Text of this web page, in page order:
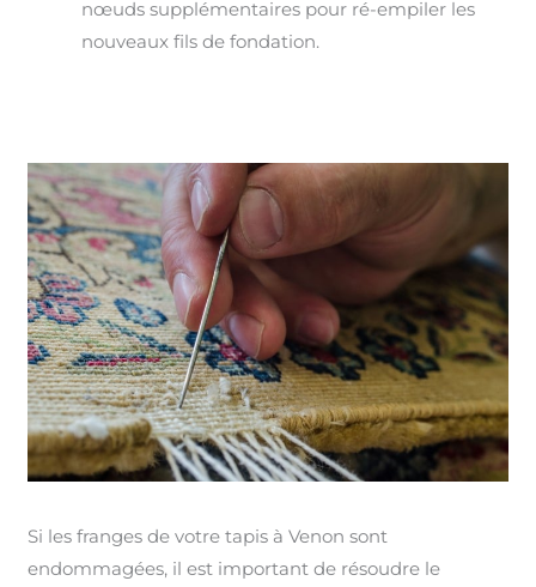
nœuds supplémentaires pour ré-empiler les
nouveaux fils de fondation.
Si les franges de votre tapis à Venon sont
endommagées, il est important de résoudre le